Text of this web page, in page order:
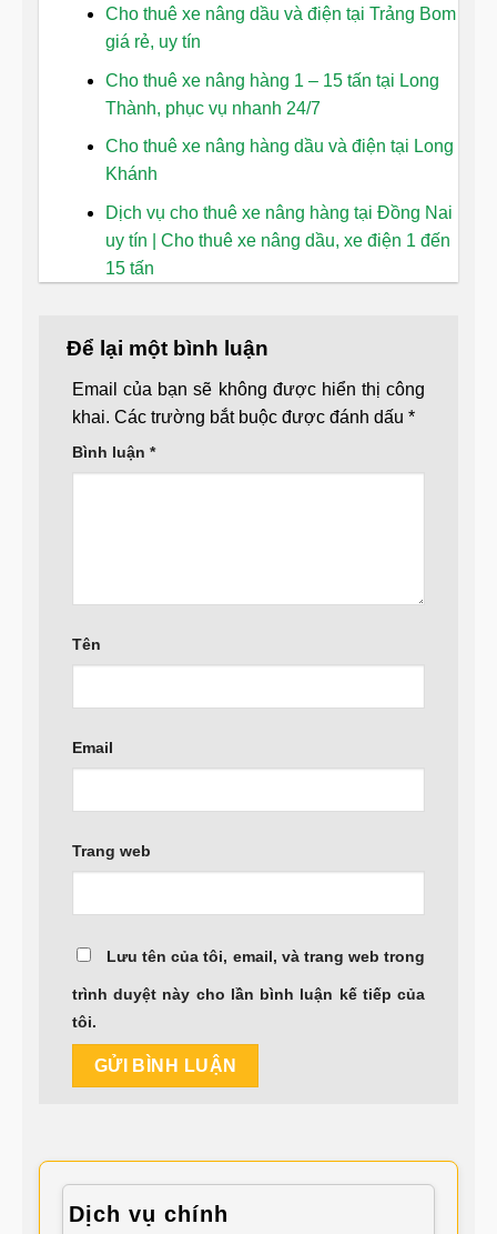
Cho thuê xe nâng dầu và điện tại Trảng Bom
giá rẻ, uy tín
Cho thuê xe nâng hàng 1 – 15 tấn tại Long
Thành, phục vụ nhanh 24/7
Cho thuê xe nâng hàng dầu và điện tại Long
Khánh
Dịch vụ cho thuê xe nâng hàng tại Đồng Nai
uy tín | Cho thuê xe nâng dầu, xe điện 1 đến
15 tấn
Để lại một bình luận
Email của bạn sẽ không được hiển thị công
khai. Các trường bắt buộc được đánh dấu *
Bình luận *
Tên
Email
Trang web
Lưu tên của tôi, email, và trang web trong
trình duyệt này cho lần bình luận kế tiếp của
tôi.
Dịch vụ chính